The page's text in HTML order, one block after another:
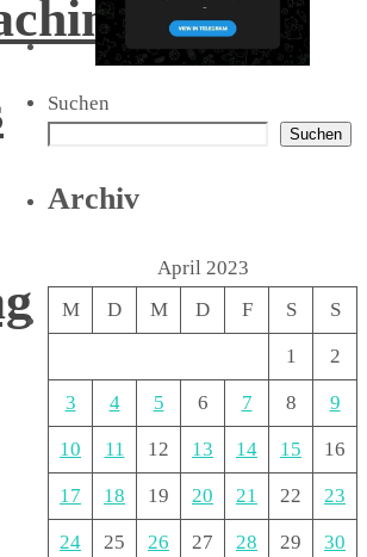
Suchen
Suchen
Archiv
April 2023
M
D M D F S S
1 2
3 4 5 6 7 8 9
10 11 12 13 14 15 16
17 18 19 20 21 22 23
24 25 26 27 28 29
30